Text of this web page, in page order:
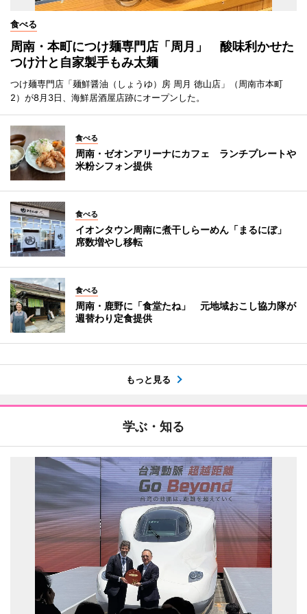
食べる
周南・本町につけ麺専門店「周月」 酸味利かせた
つけ汁と自家製手もみ太麺
つけ麺専門店「麺鮮醤油（しょうゆ）房 周月 徳山店」（周南市本町
2）が8月3日、海鮮居酒屋店跡にオープンした。
食べる
周南・ゼオンアリーナにカフェ ランチプレートや
米粉シフォン提供
食べる
イオンタウン周南に煮干しらーめん「まるにぼ」
席数増やし移転
食べる
周南・鹿野に「食堂たね」 元地域おこし協力隊が
週替わり定食提供
もっと見る
学ぶ・知る